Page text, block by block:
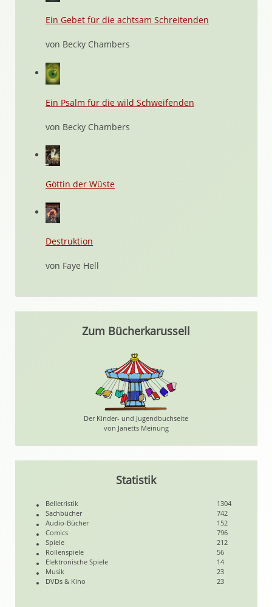
Ein Gebet für die achtsam Schreitenden
von Becky Chambers
Ein Psalm für die wild Schweifenden
von Becky Chambers
Göttin der Wüste
Destruktion
von Faye Hell
Zum Bücherkarussell
Der Kinder- und Jugendbuchseite
von Janetts Meinung
Statistik
Belletristik
1304
Sachbücher
742
Audio-Bücher
152
Comics
796
Spiele
212
Rollenspiele
56
Elektronische Spiele
14
Musik
23
DVDs & Kino
23